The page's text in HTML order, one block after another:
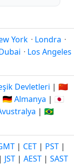
York · Londra ·
· Los Angeles
Devletleri | 🇨🇳
🇩🇪 Almanya | 🇯🇵
| 🇧🇷
| CET | PST |
| JST | AEST | SAST